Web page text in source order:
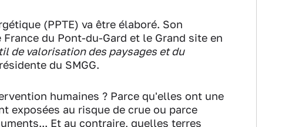
(PPTE) va être élaboré. Son
du Pont-du-Gard et le Grand site en
de valorisation des paysages et du
du SMGG.
humaines ? Parce qu'elles ont une
exposées au risque de crue ou parce
Et au contraire, quelles terres